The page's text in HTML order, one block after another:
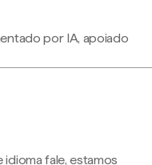
por IA, apoiado
fale, estamos